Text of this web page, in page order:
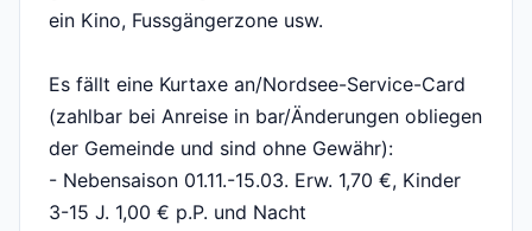
ein Kino, Fussgängerzone usw.
Es fällt eine Kurtaxe an/Nordsee-Service-Card
(zahlbar bei Anreise in bar/Änderungen obliegen
der Gemeinde und sind ohne Gewähr):
- Nebensaison 01.11.-15.03. Erw. 1,70 €, Kinder
3-15 J. 1,00 € p.P. und Nacht